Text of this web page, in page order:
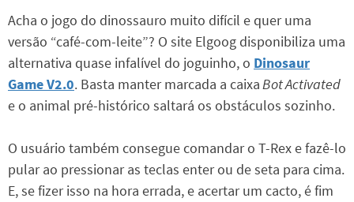
Acha o jogo do dinossauro muito difícil e quer uma
versão “café-com-leite”? O site Elgoog disponibiliza uma
alternativa quase infalível do joguinho, o Dinosaur
Game V2.0. Basta manter marcada a caixaBot Activated
e o animal pré-histórico saltará os obstáculos sozinho.
O usuário também consegue comandar o T-Rex e fazê-lo
pular ao pressionar as teclas enter ou de seta para cima.
E, se fizer isso na hora errada, e acertar um cacto, é fim